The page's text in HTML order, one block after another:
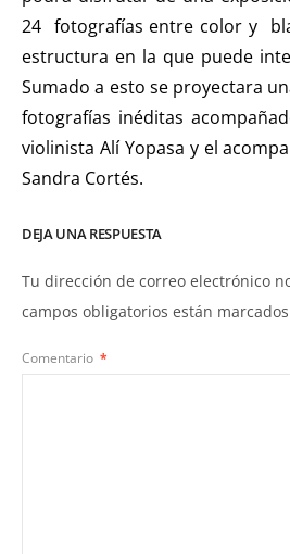
24 fotografías entre color y
estructura en la que puede
Sumado a esto se proyectara
fotografías inéditas
violinista Alí Yopasa y el
Sandra Cortés.
DEJA UNA RESPUESTA
Tu dirección de correo electrónico
campos obligatorios están
Comentario *